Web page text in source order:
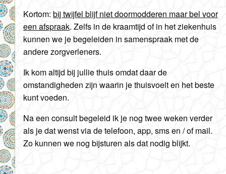
Kortom: bij twijfel blijf niet doormodderen maar bel voor
een afspraak. Zelfs in de kraamtijd of in het ziekenhuis
kunnen we je begeleiden in samenspraak met de
andere zorgverleners.
Ik kom altijd bij jullie thuis omdat daar de
omstandigheden zijn waarin je thuisvoelt en het beste
kunt voeden.
Na een consult begeleid ik je nog twee weken verder
als je dat wenst via de telefoon, app, sms en / of mail.
Zo kunnen we nog bijsturen als dat nodig blijkt.